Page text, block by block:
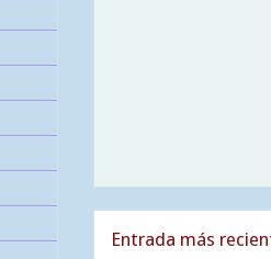
Entrada más